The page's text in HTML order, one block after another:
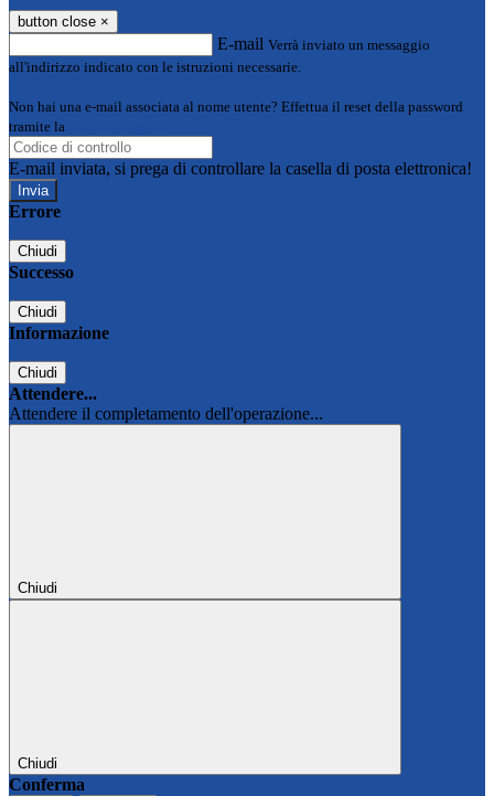
button close ×
E-mail Verrà inviato un messaggio
all'indirizzo indicato con le istruzioni necessarie.
Non hai una e-mail associata al nome utente? Effettua il reset della password
tramite la
E-mail inviata, si prega di controllare la casella di posta elettronica!
Errore
Chiudi
Successo
Chiudi
Informazione
Chiudi
Attendere...
Attendere il completamento dell'operazione...
Chiudi
Chiudi
Conferma